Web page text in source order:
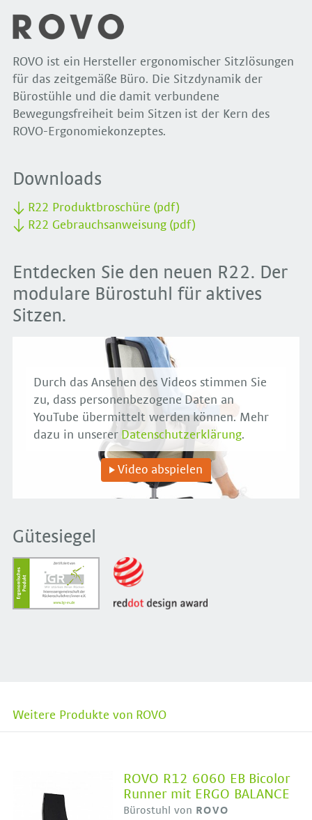
ROVO ist ein Hersteller ergonomischer Sitzlösungen
für das zeitgemäße Büro. Die Sitzdynamik der
Bürostühle und die damit verbundene
Bewegungsfreiheit beim Sitzen ist der Kern des
ROVO-Ergonomiekonzeptes.
Downloads
R22 Produktbroschüre (pdf)
R22 Gebrauchsanweisung (pdf)
Entdecken Sie den neuen R22. Der
modulare Bürostuhl für aktives
Sitzen.
Durch das Ansehen des Videos stimmen Sie
zu, dass personenbezogene Daten an
YouTube übermittelt werden können. Mehr
dazu in unserer Datenschutzerklärung.
Video abspielen
Gütesiegel
Weitere Produkte von ROVO
ROVO R12 6060 EB Bicolor
Runner mit ERGO BALANCE
Bürostuhl von ROVO